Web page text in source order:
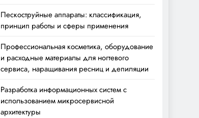
Пескоструйные аппараты: классификация,
принцип работы и сферы применения
Профессиональная косметика, оборудование
и расходные материалы для ногтевого
сервиса, наращивания ресниц и депиляции
Разработка информационных систем с
использованием микросервисной
архитектуры